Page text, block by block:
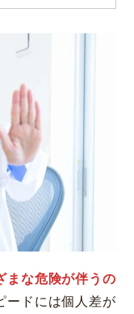
まな危険が伴うの
ードには個人差が